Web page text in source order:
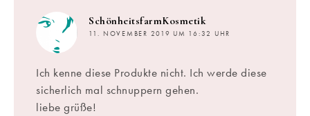
SchönheitsfarmKosmetiksagt:
11. NOVEMBER 2019 UM 16:32 UHR
Ich kenne diese Produkte nicht. Ich werde diese
sicherlich mal schnuppern gehen.
liebe grüße!